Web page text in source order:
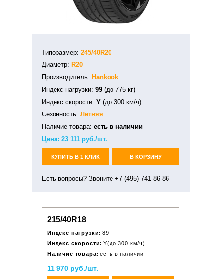
Типоразмер: 245/40R20
Диаметр: R20
Производитель: Hankook
Индекс нагрузки: 99 (до 775 кг)
Индекс скорости: Y (до 300 км/ч)
Сезонность: Летняя
Наличие товара: есть в наличии
Цена: 23 111 руб./шт.
КУПИТЬ В 1 КЛИК В КОРЗИНУ
Есть вопросы? Звоните +7 (495) 741-86-86
215/40R18
Индекс нагрузки: 89
Индекс скорости: Y(до 300 км/ч)
Наличие товара: есть в наличии
11 970 руб./шт.